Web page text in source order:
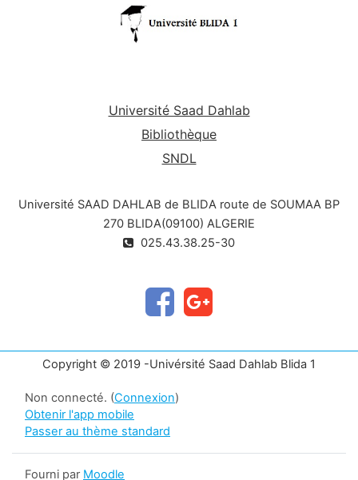
Université Saad Dahlab
Bibliothèque
SNDL
Université SAAD DAHLAB de BLIDA route de SOUMAA BP
270 BLIDA(09100) ALGERIE
025.43.38.25-30
Copyright © 2019 -Univérsité Saad Dahlab Blida 1
Non connecté. (Connexion)
Obtenir l'app mobile
Passer au thème standard
Fourni par Moodle